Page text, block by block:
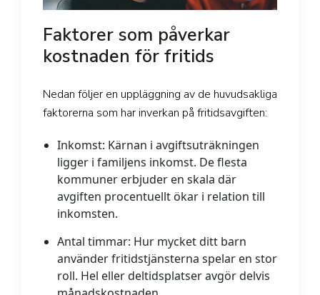
Faktorer som påverkar
kostnaden för fritids
Nedan följer en uppläggning av de huvudsakliga
faktorerna som har inverkan på fritidsavgiften:
Inkomst: Kärnan i avgiftsuträkningen
ligger i familjens inkomst. De flesta
kommuner erbjuder en skala där
avgiften procentuellt ökar i relation till
inkomsten.
Antal timmar: Hur mycket ditt barn
använder fritidstjänsterna spelar en stor
roll. Hel eller deltidsplatser avgör delvis